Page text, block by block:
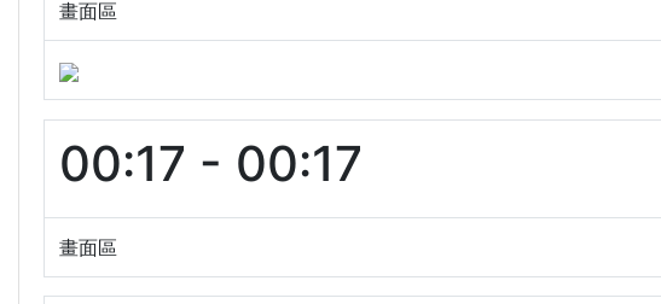
畫面區
00:17 - 00:17
畫面區